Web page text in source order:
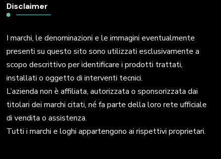
Disclaimer
I marchi, le denominazioni e le immagini eventualmente
presenti su questo sito sono utilizzati esclusivamente a
scopo descrittivo per identificare i prodotti trattati,
installati o oggetto di interventi tecnici.
L’azienda non è affiliata, autorizzata o sponsorizzata dai
titolari dei marchi citati, né fa parte della loro rete ufficiale
di vendita o assistenza.
Tutti i marchi e loghi appartengono ai rispettivi proprietari.